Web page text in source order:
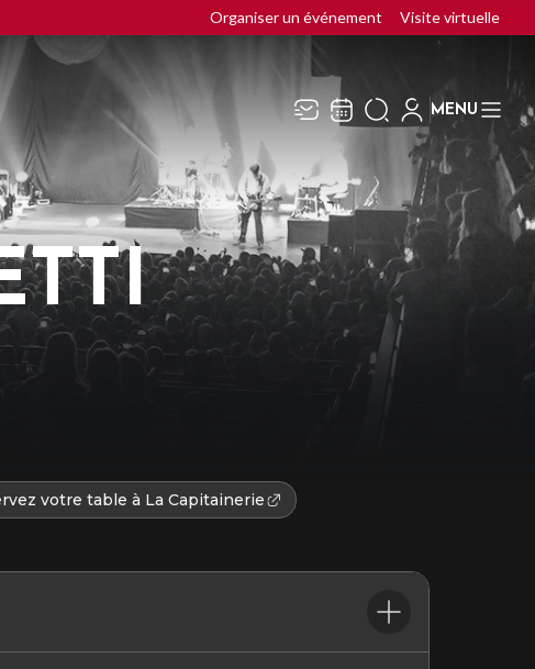
Organiser un événement Visite virtuelle
Fermer
Recevez toute l’actualité en
vous abonnant à notre
newsletter :
ENVOYER
Rivaj Group traite votre adresse électronique pour la
gestion de votre abonnement à la newsletter de
. Vous pouvez retirer votre consentement à tout
moment. Pour en savoir plus, consultez notre
MENU
votre table à La Capitainerie